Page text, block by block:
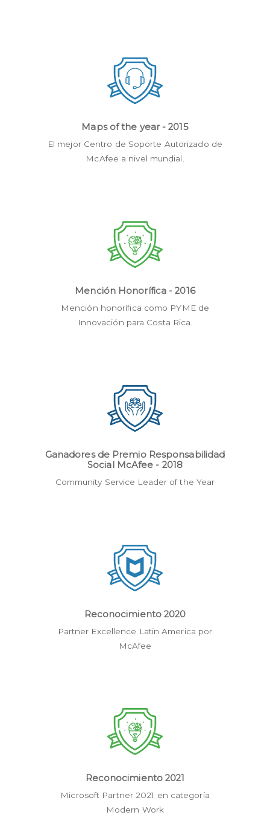
Maps of the year - 2015
El mejor Centro de Soporte Autorizado de
McAfee a nivel mundial.
Mención Honorífica - 2016
Mención honorífica como PYME de
Innovación para Costa Rica.
Ganadores de Premio Responsabilidad
Social McAfee - 2018
Community Service Leader of the Year
Reconocimiento 2020
Partner Excellence Latin America por
McAfee
Reconocimiento 2021
Microsoft Partner 2021 en categoría
Modern Work